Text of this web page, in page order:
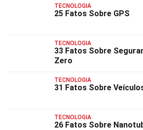
TECNOLOGIA
25 Fatos Sobre GPS
TECNOLOGIA
33 Fatos Sobre
Zero
TECNOLOGIA
31 Fatos Sobre
TECNOLOGIA
26 Fatos Sobre